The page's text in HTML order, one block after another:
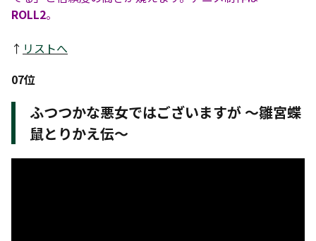
ROLL2。
↑ リストへ
07位
ふつつかな悪女ではございますが 〜雛宮蝶
鼠とりかえ伝〜